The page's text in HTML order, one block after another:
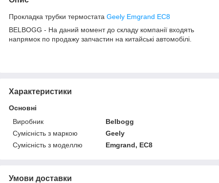
Прокладка трубки термостата Geely Emgrand EC8
BELBOGG - На даний момент до складу компанії входять
напрямок по продажу запчастин на китайські автомобілі.
Характеристики
Основні
Виробник
Belbogg
Сумісність з маркою
Geely
Сумісність з моделлю
Emgrand, EC8
Умови доставки